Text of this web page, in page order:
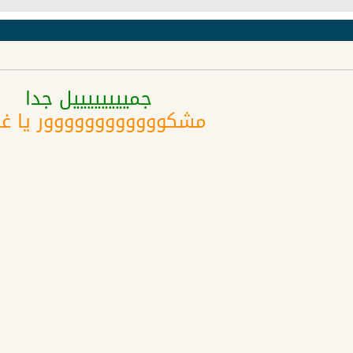
جمييييييييل جدا
مشكوووووووووووور يا